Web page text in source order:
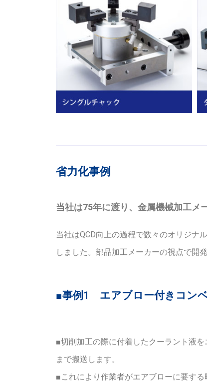
省力化事例
当社は75年に渡り、金属機械加工メ
当社はQCD向上の過程で数々のオリジ
しました。部品加工メーカーの視点で開
■事例1 エアブロー付きコン
■切削加工の際に付着したクーラント液
まで搬送します。
■これにより作業者がエアブローに要す